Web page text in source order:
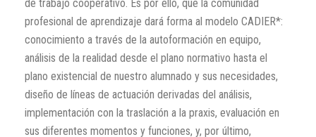
de trabajo cooperativo. Es por ello, que la comunidad
profesional de aprendizaje dará forma al modelo CADIER*:
conocimiento a través de la autoformación en equipo,
análisis de la realidad desde el plano normativo hasta el
plano existencial de nuestro alumnado y sus necesidades,
diseño de líneas de actuación derivadas del análisis,
implementación con la traslación a la praxis, evaluación en
sus diferentes momentos y funciones, y, por último,